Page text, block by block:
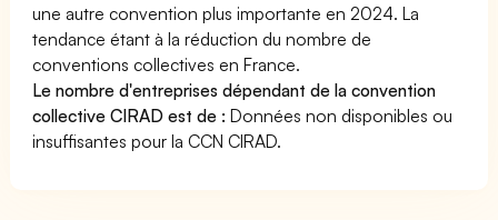
une autre convention plus importante en 2024. La
tendance étant à la réduction du nombre de
conventions collectives en France.
Le nombre d'entreprises dépendant de la convention
collective CIRAD est de :Données non disponibles ou
insuffisantes pour la CCN CIRAD.